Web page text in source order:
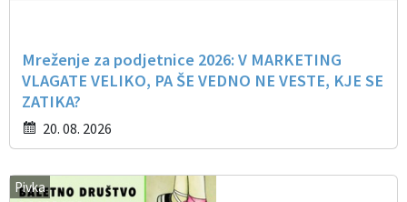
Mreženje za podjetnice 2026: V MARKETING
VLAGATE VELIKO, PA ŠE VEDNO NE VESTE, KJE SE
ZATIKA?
20. 08. 2026
Pivka